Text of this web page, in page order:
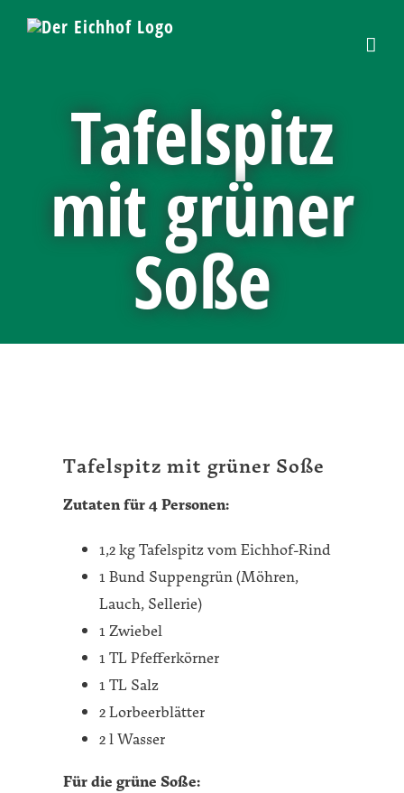
Skip
Tafelspitz
mit grüner
Soße
Tafelspitz mit grüner Soße
Zutaten für 4 Personen:
1,2 kg Tafelspitz vom Eichhof-Rind
1 Bund Suppengrün (Möhren,
Lauch, Sellerie)
1 Zwiebel
1 TL Pfefferkörner
1 TL Salz
2 Lorbeerblätter
2 l Wasser
Für die grüne Soße: